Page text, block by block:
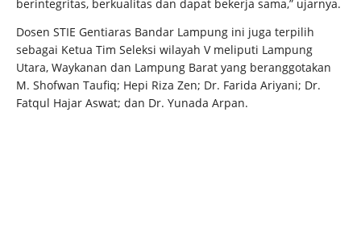
berintegritas, berkualitas dan dapat bekerja sama,” ujarnya.
Dosen STIE Gentiaras Bandar Lampung ini juga terpilih
sebagai Ketua Tim Seleksi wilayah V meliputi Lampung
Utara, Waykanan dan Lampung Barat yang beranggotakan
M. Shofwan Taufiq; Hepi Riza Zen; Dr. Farida Ariyani; Dr.
Fatqul Hajar Aswat; dan Dr. Yunada Arpan.